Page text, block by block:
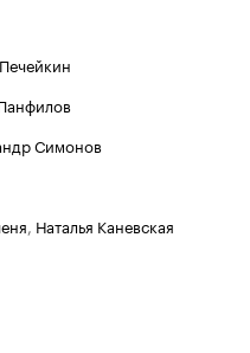
Симонов
, Наталья Каневская